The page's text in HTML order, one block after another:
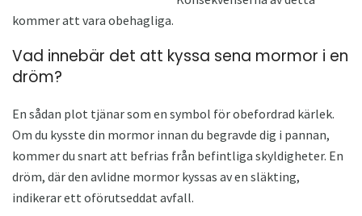
kommer att vara obehagliga.
Vad innebär det att kyssa sena mormor i en
dröm?
En sådan plot tjänar som en symbol för obefordrad kärlek.
Om du kysste din mormor innan du begravde dig i pannan,
kommer du snart att befrias från befintliga skyldigheter. En
dröm, där den avlidne mormor kyssas av en släkting,
indikerar ett oförutseddat avfall.